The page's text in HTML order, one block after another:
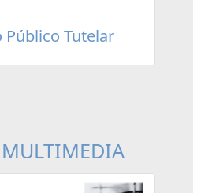
Tutelar
MULTIMEDIA